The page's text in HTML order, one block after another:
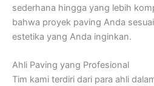
sederhana hingga yang lebih
bahwa proyek paving Anda
estetika yang Anda inginkan.
Ahli Paving yang Profesional
Tim kami terdiri dari para ahli